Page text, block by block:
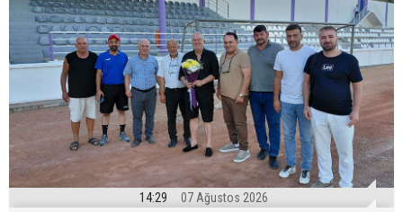
14:29 07 Ağustos 2026